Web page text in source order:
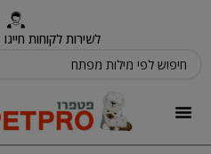
לשירות לקוחות חייגו